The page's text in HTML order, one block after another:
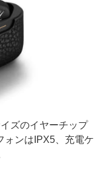
ズのイヤーチップ
ォンはIPX5、充電ケ